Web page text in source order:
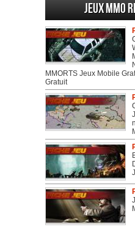
Jeux MMO
MMORTS Jeux Mobile
Gratuit